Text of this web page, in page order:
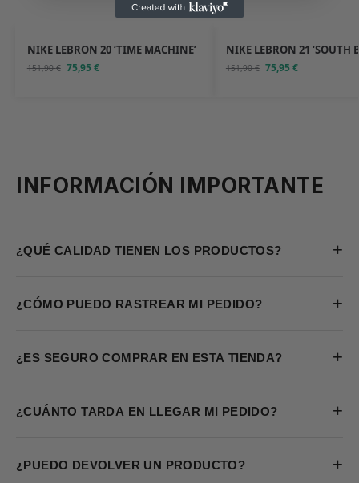
NIKE LEBRON 20 ‘TIME MACHINE’
151,90€ 75,95€
NIKE LEBRON 21 ‘SOUTH
151,90€ 75,95€
INFORMACIÓN IMPORTANTE
¿QUÉ CALIDAD TIENEN LOS PRODUCTOS? +
¿CÓMO PUEDO RASTREAR MI PEDIDO? +
¿ES SEGURO COMPRAR EN ESTA TIENDA? +
¿CUÁNTO TARDA EN LLEGAR MI PEDIDO? +
¿PUEDO DEVOLVER UN PRODUCTO? +